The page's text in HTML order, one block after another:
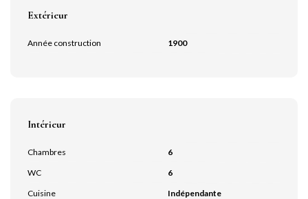
Extérieur
Année construction 1900
Intérieur
Chambres
6
WC
6
Cuisine
Indépendante